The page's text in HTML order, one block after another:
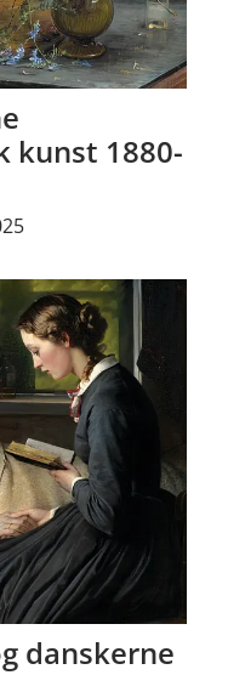
kunst 1880-
danskerne